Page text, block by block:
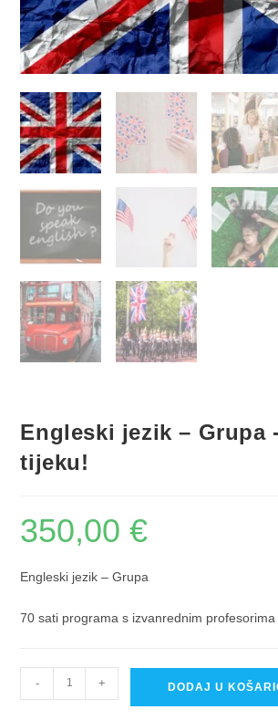
Engleski jezik – Grupa
tijeku!
350,00€
Engleski jezik – Grupa
70 sati programa s izvanrednim
- + DODAJ U